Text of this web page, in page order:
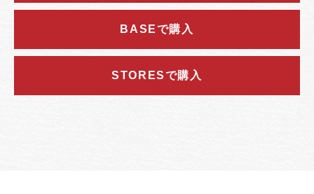
BASEで購入
STORESで購入